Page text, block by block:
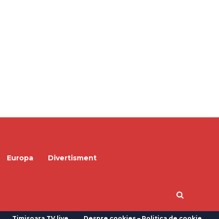
Europa Divertisment